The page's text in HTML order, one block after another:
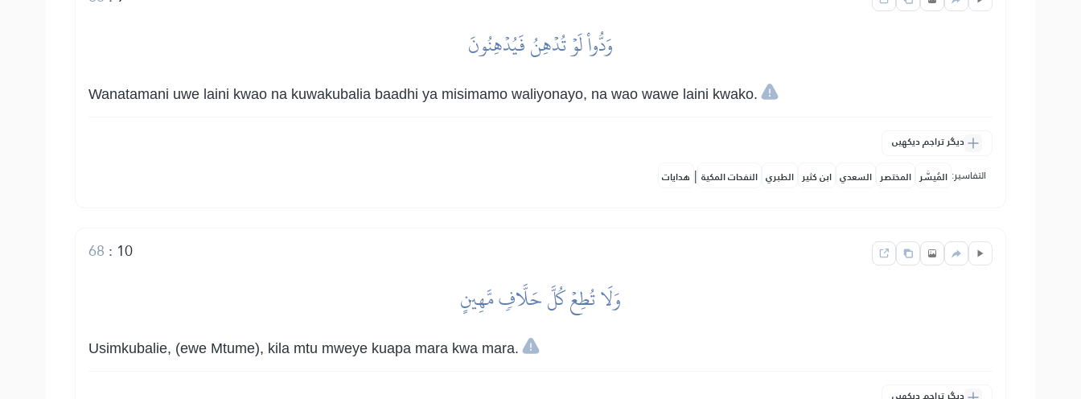
وَدُّواْ لَوۡ تُدۡهِنُ فَيُدۡهِنُونَ
Wanatamani uwe laini kwao na kuwakubalia baadhi ya misimamo waliyonayo, na wao wawe laini kwako.
دیگر تراجم دیکھیں
التفاسير: المُيسَّر المختصر السعدي ابن كثير الطبري النفحات المكية | هدايات
10
:
68
وَلَا تُطِعۡ كُلَّ حَلَّافٖ مَّهِينٍ
Usimkubalie, (ewe Mtume), kila mtu mweye kuapa mara kwa mara.